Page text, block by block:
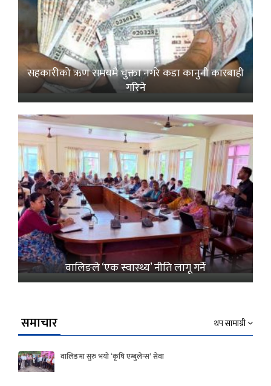
सहकारीको ऋण समयमै चुक्ता नगरे कडा कानुनी कारबाही
गरिने
वालिङले ‘एक स्वास्थ्य’ नीति लागू गर्ने
समाचार थप सामाग्री
वालिङमा सुरु भयो ‘कृषि एम्बुलेन्स’ सेवा